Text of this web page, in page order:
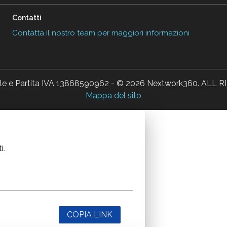
Contatti
Contatta il nostro team per maggiori informazioni
e Partita IVA 13868590962 - © 2026 Nextwork360. ALL
Mappa del sito
COPIA LINK